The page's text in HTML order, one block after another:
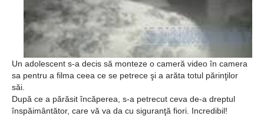
Un adolescent s-a decis să monteze o cameră video în camera
sa pentru a filma ceea ce se petrece şi a arăta totul părinţilor
săi.
După ce a părăsit încăperea, s-a petrecut ceva de-a dreptul
înspăimântător, care vă va da cu siguranţă fiori. Incredibil!